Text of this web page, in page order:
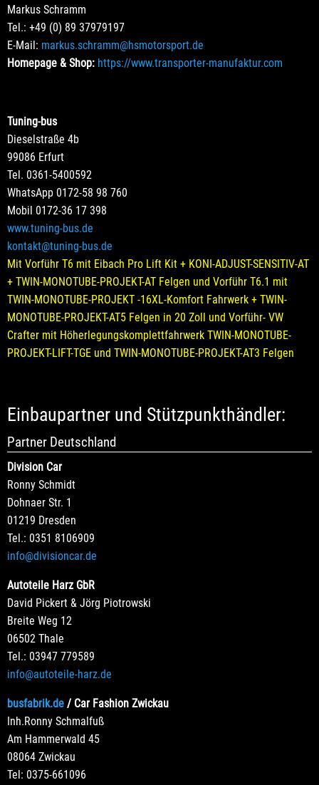
Markus Schramm
Tel.: +49 (0) 89 37979197
E-Mail: markus.schramm@hsmotorsport.de
Homepage & Shop: https://www.transporter-manufaktur.com
Tuning-bus
Dieselstraße 4b
99086 Erfurt
Tel. 0361-5400592
WhatsApp 0172-58 98 760
Mobil 0172-36 17 398
www.tuning-bus.de
kontakt@tuning-bus.de
Mit Vorführ T6 mit Eibach Pro Lift Kit + KONI-ADJUST-SENSITIV-AT
+ TWIN-MONOTUBE-PROJEKT-AT Felgen und Vorführ T6.1 mit
TWIN-MONOTUBE-PROJEKT -16XL-Komfort Fahrwerk + TWIN-
MONOTUBE-PROJEKT-AT5 Felgen in 20 Zoll und Vorführ- VW
Crafter mit Höherlegungskomplettfahrwerk TWIN-MONOTUBE-
PROJEKT-LIFT-TGE und TWIN-MONOTUBE-PROJEKT-AT3 Felgen
Einbaupartner und Stützpunkthändler:
Partner Deutschland
Division Car
Ronny Schmidt
Dohnaer Str. 1
01219 Dresden
Tel.: 0351 8106909
info@divisioncar.de
Autoteile Harz GbR
David Pickert & Jörg Piotrowski
Breite Weg 12
06502 Thale
Tel.: 03947 779589
info@autoteile-harz.de
busfabrik.de / Car Fashion Zwickau
Inh.Ronny Schmalfuß
Am Hammerwald 45
08064 Zwickau
Tel: 0375-661096